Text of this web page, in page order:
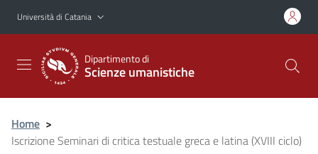
Vai al contenuto principale
Vai al menu di navigazione
Università di Catania
Dipartimento di
Scienze umanistiche
Home >
Iscrizione Seminari di critica testuale greca e latina (XVIII ciclo)